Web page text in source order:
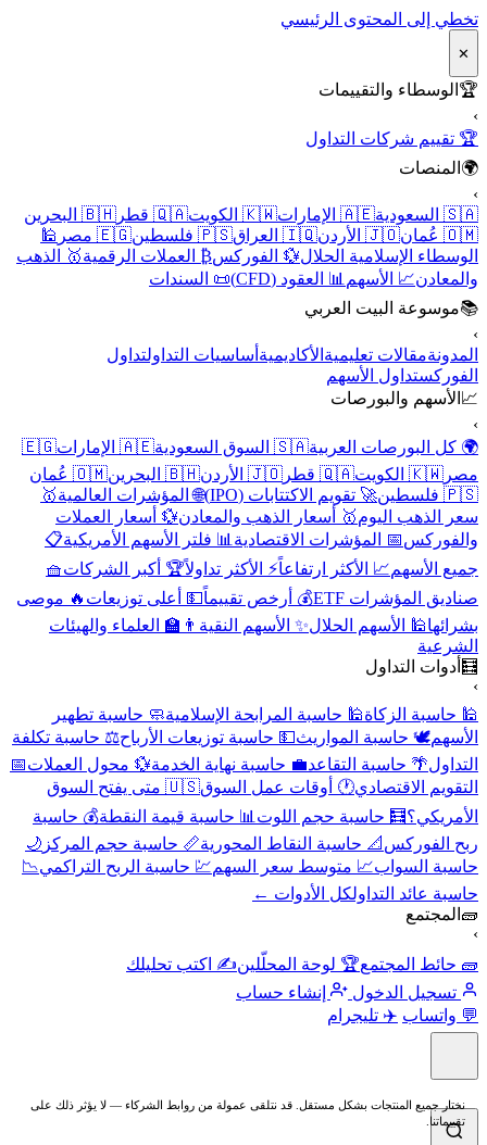
تخطي إلى المحتوى الرئيسي
✕
🏆الوسطاء والتقييمات
🏆 تقييم شركات التداول
🌍المنصات
🇸🇦 السعودية
🇦🇪 الإمارات 🇰🇼 الكويت 🇶🇦 قطر
🇧🇭 البحرين
🇴🇲 عُمان
🇯🇴 الأردن 🇮🇶 العراق 🇵🇸 فلسطين 🇪🇬 مصر
🕌
الوسطاء الإسلامية الحلال 💱 الفوركس ₿ العملات الرقمية🥇 الذهب
والمعادن📈 الأسهم📊 العقود (CFD)
📜 السندات
📚موسوعة البيت العربي
المدونةمقالات تعليميةالأكاديميةأساسيات التداولتداول
الفوركستداول الأسهم
📈الأسهم والبورصات
🌍 كل البورصات العربية🇸🇦 السوق السعودية 🇦🇪 الإمارات
🇪🇬
مصر 🇰🇼 الكويت 🇶🇦 قطر 🇯🇴 الأردن 🇧🇭 البحرين
🇴🇲 عُمان
🇵🇸 فلسطين
🚀 تقويم الاكتتابات (IPO) 🌐 المؤشرات العالمية🥇
سعر الذهب اليوم🥇 أسعار الذهب والمعادن💱 أسعار العملات
والفوركس 📅 المؤشرات الاقتصادية📊 فلتر الأسهم الأمريكية📋
جميع الأسهم📈 الأكثر ارتفاعاً⚡ الأكثر تداولاً🏆 أكبر الشركات🧺
صناديق المؤشرات ETF
💰 أرخص تقييماً💵 أعلى توزيعات🔥 موصى
بشرائها🕌 الأسهم الحلال ✨ الأسهم النقية👨‍🏫 العلماء والهيئات
الشرعية
🧮أدوات التداول
🕌 حاسبة الزكاة🕌 حاسبة المرابحة الإسلامية🧼 حاسبة تطهير
الأسهم🕊️ حاسبة المواريث💵 حاسبة توزيعات الأرباح⚖️ حاسبة تكلفة
التداول 🌴 حاسبة التقاعد💼 حاسبة نهاية الخدمة💱 محول العملات📅
التقويم الاقتصادي🕐 أوقات عمل السوق
🇺🇸 متى يفتح السوق
الأمريكي؟🧮 حاسبة حجم اللوت📊 حاسبة قيمة النقطة💰 حاسبة
ربح الفوركس 📐 حاسبة النقاط المحورية📏 حاسبة حجم المركز 🌙
حاسبة السواب📈 متوسط سعر السهم💹 حاسبة الربح التراكمي 📉
حاسبة عائد التداولكل الأدوات ←
🧱المجتمع
🧱 حائط المجتمع🏆 لوحة المحلّلين✍️ اكتب تحليلك
تسجيل الدخول
إنشاء حساب
💬 واتساب ✈️ تليجرام
نختار جميع المنتجات بشكل مستقل. قد نتلقى عمولة من روابط الشركاء — لا يؤثر ذلك على
تقييماتنا.